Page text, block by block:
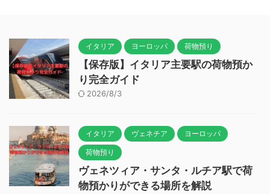
イタリア ヨーロッパ 荷物預り
【保存版】イタリア主要駅の荷物預か
り完全ガイド
2026/8/3
イタリア ヴェネチア ヨーロッパ
荷物預り
ヴェネツィア・サンタ・ルチア駅で荷
物預かりができる場所を解説